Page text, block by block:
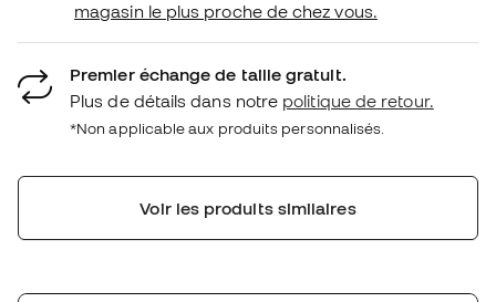
magasin le plus proche de chez vous.
Premier échange de taille gratuit.
Plus de détails dans notre politique de retour.
*Non applicable aux produits personnalisés.
Voir les produits similaires